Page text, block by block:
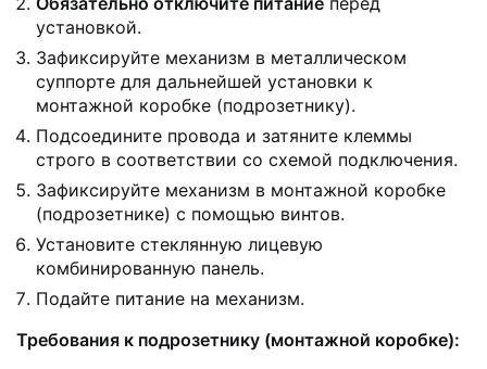
установкой.
Зафиксируйте механизм в металлическом
суппорте для дальнейшей установки к
монтажной коробке (подрозетнику).
Подсоедините провода и затяните клеммы
строго в соответствии со схемой подключения.
Зафиксируйте механизм в монтажной коробке
(подрозетнике) с помощью винтов.
Установите стеклянную лицевую
комбинированную панель.
Подайте питание на механизм.
Требования к подрозетнику (монтажной коробке):